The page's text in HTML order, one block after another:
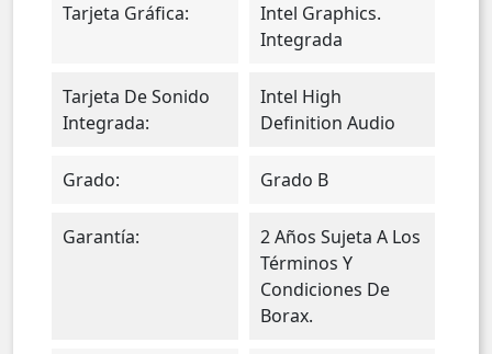
Tarjeta Gráfica:
Intel Graphics.
Integrada
Tarjeta De Sonido
Integrada:
Intel High
Definition Audio
Grado: Grado B
Garantía:
2 Años Sujeta A Los
Términos Y
Condiciones De
Borax.